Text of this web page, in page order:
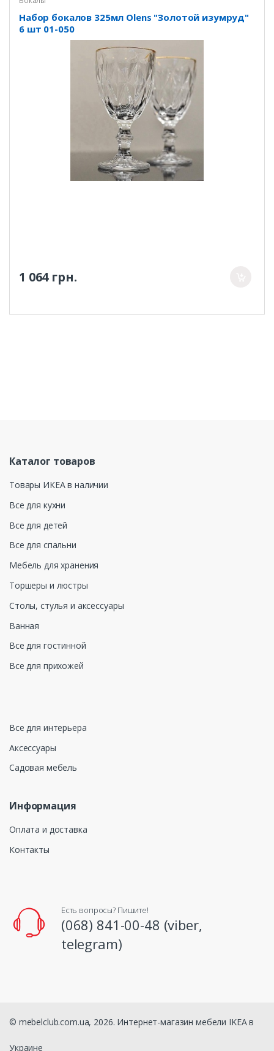
Набор бокалов 325мл Olens "Золотой изумруд"
6 шт 01-050
1 064 грн.
Каталог товаров
Товары ИКЕА в наличии
Все для кухни
Все для детей
Все для спальни
Мебель для хранения
Торшеры и люстры
Столы, стулья и аксессуары
Ванная
Все для гостинной
Все для прихожей
Все для интерьера
Аксессуары
Садовая мебель
Информация
Оплата и доставка
Контакты
Есть вопросы? Пишите!
(068) 841-00-48 (viber,
telegram)
© mebelclub.com.ua, 2026. Интернет-магазин мебели IKEA в
Украине